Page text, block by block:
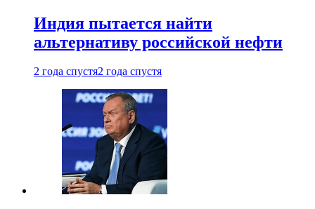
Индия пытается найти
альтернативу российской нефти
2 года спустя2 года спустя